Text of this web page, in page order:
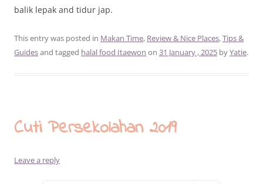
balik lepak and tidur jap.
This entry was posted in Makan Time, Review & Nice Places,Tips &
Guidesand tagged halal food Itaewon on 31 January , 2025 byYatie.
Cuti Persekolahan 2019
Leave a reply